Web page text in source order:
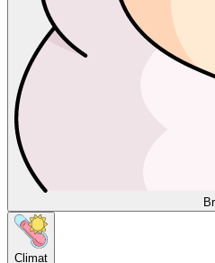
Climat